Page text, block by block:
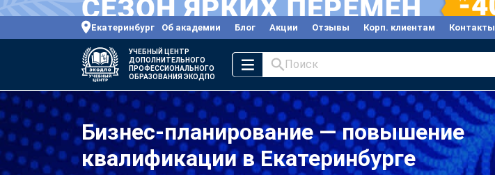
Екатеринбург Об академии Блог Акции Отзывы Корп. клиентам Контакты
УЧЕБНЫЙ ЦЕНТР
ДОПОЛНИТЕЛЬНОГО
ПРОФЕССИОНАЛЬНОГО
ОБРАЗОВАНИЯ ЭКОДПО
Поиск
Бизнес-планирование — повышение
квалификации в Екатеринбурге